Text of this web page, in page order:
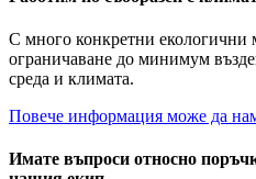
С много конкретни екологични
ограничаване до минимум
среда и климата.
Повече информация може да
Имате въпроси относно